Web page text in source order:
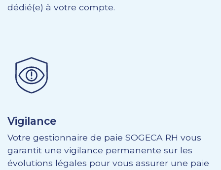
dédié(e) à votre compte.
Vigilance
Votre gestionnaire de paie SOGECA RH vous
garantit une vigilance permanente sur les
évolutions légales pour vous assurer une paie